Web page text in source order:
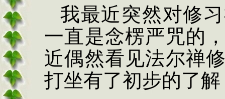
我最近突然对修
一直是念楞严咒的
近偶然看见法尔禅
打坐有了初步的了解